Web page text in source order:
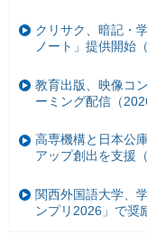
クリサク、暗記・
ノート」提供開始
教育出版、映像コ
ーミング配信（
高専機構と日本公
アップ創出を支援
関西外国語大学、
ンプリ2026」で奨